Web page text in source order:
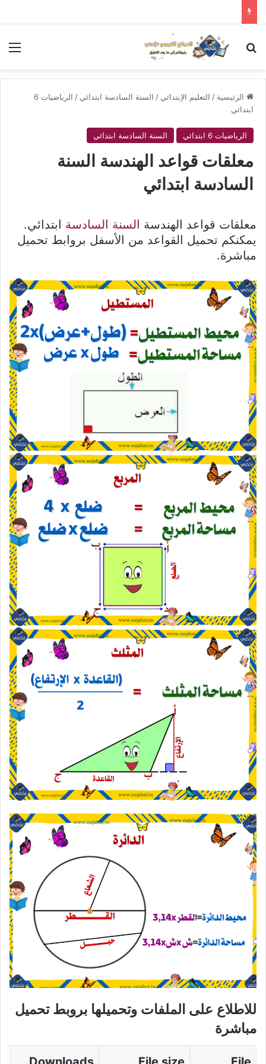
بحث عن
الرئيسية / التعليم الإبتدائي / السنة السادسة ابتدائي /
الرياضيات 6
ابتدائي
الرياضيات 6 ابتدائي السنة السادسة ابتدائي
معلقات قواعد الهندسة السنة
السادسة ابتدائي
معلقات قواعد الهندسة السنة السادسة ابتدائي.
يمكنكم تحميل القواعد من الأسفل بروابط تحميل
مباشرة.
للاطلاع على الملفات وتحميلها بروبط تحميل
مباشرة